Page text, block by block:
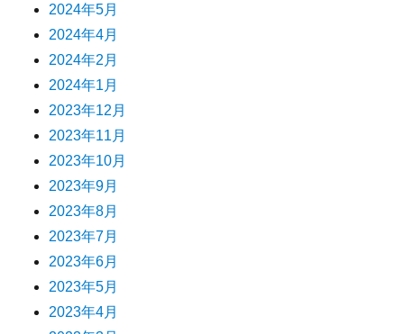
2024年5月
2024年4月
2024年2月
2024年1月
2023年12月
2023年11月
2023年10月
2023年9月
2023年8月
2023年7月
2023年6月
2023年5月
2023年4月